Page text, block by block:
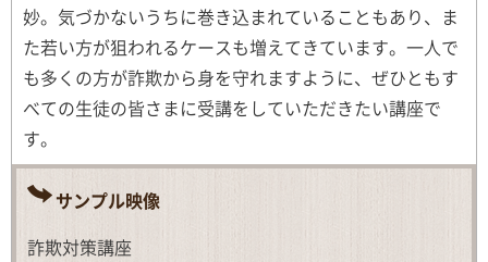
妙。気づかないうちに巻き込まれていることもあり、ま
た若い方が狙われるケースも増えてきています。一人で
も多くの方が詐欺から身を守れますように、ぜひともす
べての生徒の皆さまに受講をしていただきたい講座で
す。
サンプル映像
詐欺対策講座